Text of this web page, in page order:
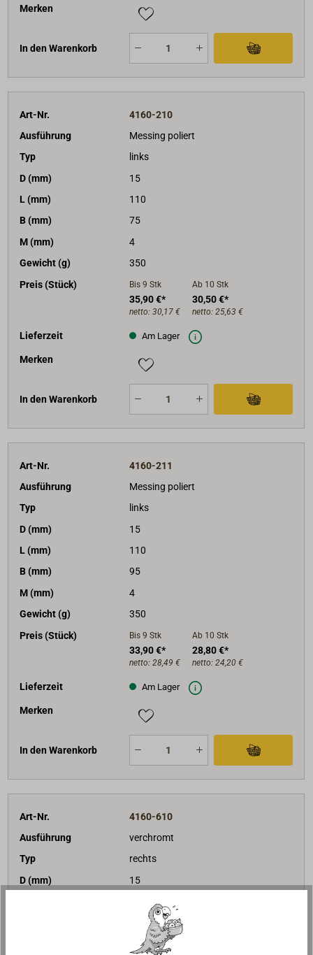
Merken
In den Warenkorb
Art-Nr.
4160-210
Ausführung
Messing poliert
Typ
links
D (mm)
15
L (mm)
110
B (mm)
75
M (mm)
4
Gewicht (g)
350
Preis (Stück)
Bis 9 Stk
35,90 €*
netto: 30,17 €
Ab 10 Stk
30,50 €*
netto: 25,63 €
Lieferzeit Am Lager
Merken
In den Warenkorb
Art-Nr.
4160-211
Ausführung
Messing poliert
Typ
links
D (mm)
15
L (mm)
110
B (mm)
95
M (mm)
4
Gewicht (g)
350
Preis (Stück)
Bis 9 Stk
33,90 €*
netto: 28,49 €
Ab 10 Stk
28,80 €*
netto: 24,20 €
Lieferzeit Am Lager
Merken
In den Warenkorb
Art-Nr.
4160-610
Ausführung
verchromt
Typ
rechts
D (mm)
15